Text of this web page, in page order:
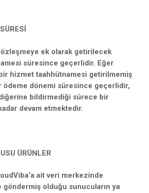
ek olarak getirilecek
süresince geçerlidir. Eğer
hizmet taahhütnamesi getirilmemiş
ödeme dönemi süresince geçerlidir,
bildirmediği sürece bir
devam etmektedir.
ÜRÜNLER
ait veri merkezinde
göndermiş olduğu sunucuların ya